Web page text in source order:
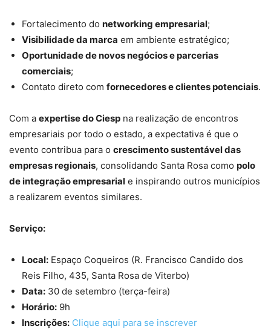
Fortalecimento do networking empresarial;
Visibilidade da marca em ambiente estratégico;
Oportunidade de novos negócios e parcerias
comerciais;
Contato direto com fornecedores e clientes potenciais.
Com a expertise do Ciesp na realização de encontros
empresariais por todo o estado, a expectativa é que o
evento contribua para o crescimento sustentável das
empresas regionais, consolidando Santa Rosa como polo
de integração empresarial e inspirando outros municípios
a realizarem eventos similares.
Serviço:
Local: Espaço Coqueiros (R. Francisco Candido dos
Reis Filho, 435, Santa Rosa de Viterbo)
Data: 30 de setembro (terça-feira)
Horário: 9h
Inscrições: Clique aqui para se inscrever